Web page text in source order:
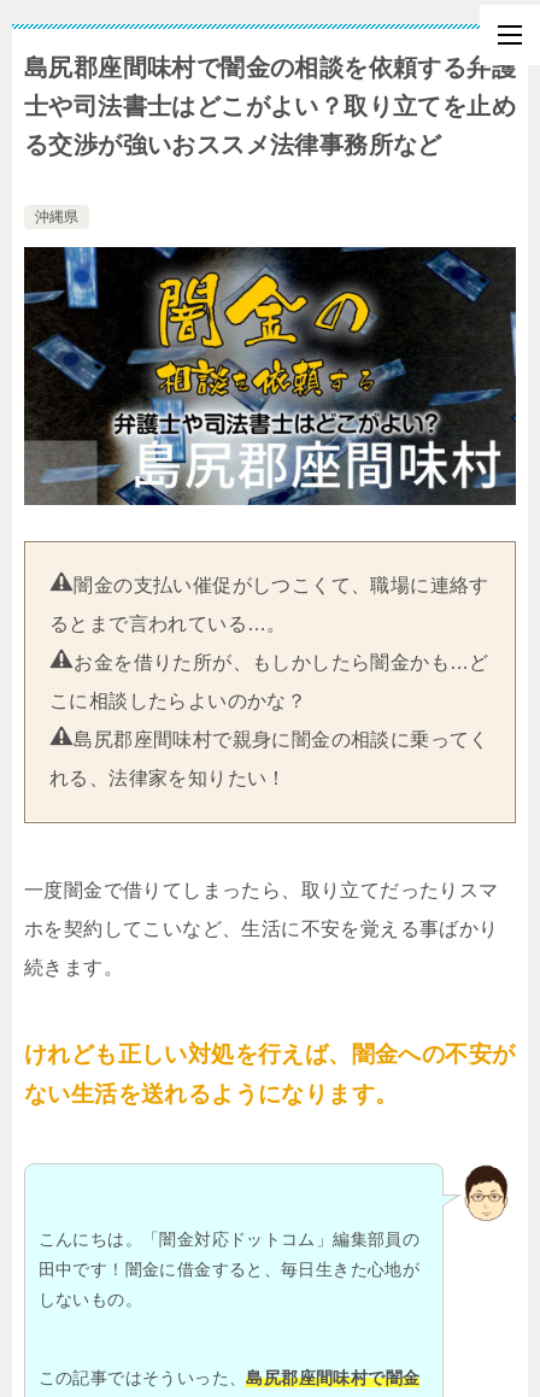
島尻郡座間味村で闇金の相談を依頼する弁護
士や司法書士はどこがよい？取り立てを止め
る交渉が強いおススメ法律事務所など
沖縄県
闇金の支払い催促がしつこくて、職場に連絡す
るとまで言われている…。
お金を借りた所が、もしかしたら闇金かも…ど
こに相談したらよいのかな？
島尻郡座間味村で親身に闇金の相談に乗ってく
れる、法律家を知りたい！
一度闇金で借りてしまったら、取り立てだったりスマ
ホを契約してこいなど、生活に不安を覚える事ばかり
続きます。
けれども正しい対処を行えば、闇金への不安が
ない生活を送れるようになります。
こんにちは。「闇金対応ドットコム」編集部員の
田中です！闇金に借金すると、毎日生きた心地が
しないもの。
この記事ではそういった、島尻郡座間味村で闇金